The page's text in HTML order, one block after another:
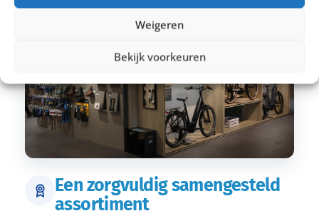
Weigeren
Bekijk voorkeuren
Een zorgvuldig samengesteld
assortiment